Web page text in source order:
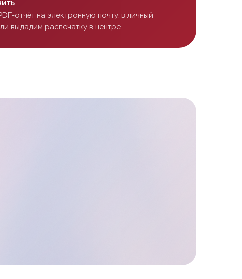
отчёт на электронную почту, в личный
выдадим распечатку в центре